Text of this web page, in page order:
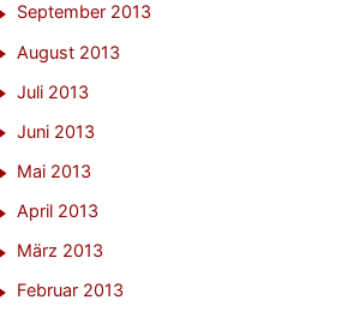
September 2013
August 2013
Juli 2013
Juni 2013
Mai 2013
April 2013
März 2013
Februar 2013